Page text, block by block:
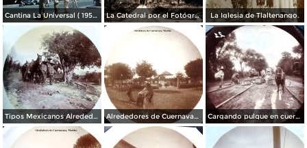
Cantina La Universal ( 1950 ). La Catedral por el Fotógrafo Hugo Brehme. La Iglesia de Tlaltenango.
Tipos Mexicanos Alrededores de Cuernavaca Morelos.. Alrededores de Cuernavaca Morelos. Cargando pulque en cueros de puerco Alrededores de Cuernavaca Morelos.